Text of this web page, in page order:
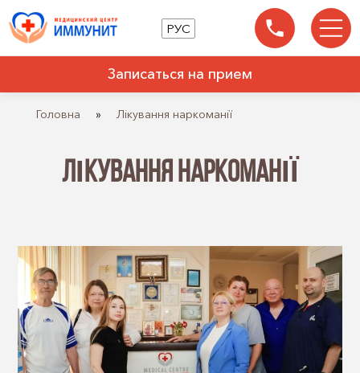
РУС
Записаться на прием
Головна » Лікування наркоманії
ЛІКУВАННЯ НАРКОМАНІЇ